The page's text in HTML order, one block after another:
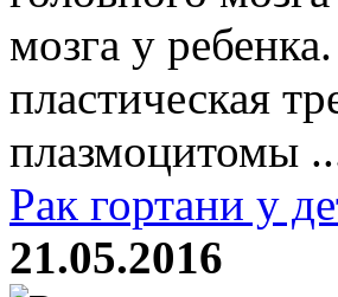
мозга у
пластическая
плазмоцитомы
Рак гортани у
21.05.2016